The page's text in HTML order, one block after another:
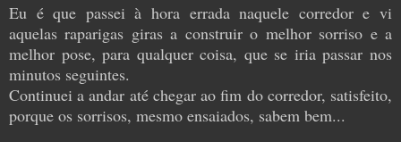
Eu é que passei à hora errada naquele corredor e vi
aquelas raparigas giras a construir o melhor sorriso e a
melhor pose, para qualquer coisa, que se iria passar nos
minutos seguintes.
Continuei a andar até chegar ao fim do corredor, satisfeito,
porque os sorrisos, mesmo ensaiados, sabem bem...